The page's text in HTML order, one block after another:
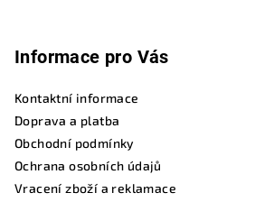
Informace pro Vás
Kontaktní informace
Doprava a platba
Obchodní podmínky
Ochrana osobních údajů
Vracení zboží a reklamace